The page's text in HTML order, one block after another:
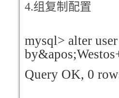
4.组复制配置
mysql> alter
Query OK, 0